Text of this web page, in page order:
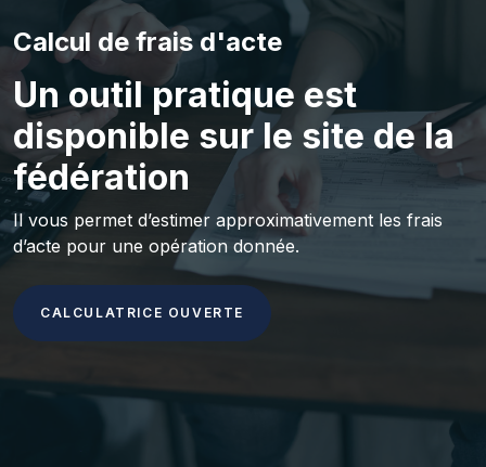
Calcul de frais d'acte
Un outil pratique est
disponible sur le site de la
fédération
Il vous permet d’estimer approximativement les frais
d’acte pour une opération donnée.
CALCULATRICE OUVERTE